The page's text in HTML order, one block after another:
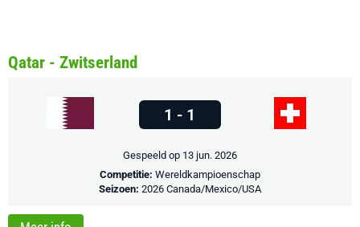
Qatar - Zwitserland
1 - 1
Gespeeld op 13 jun. 2026
Competitie: Wereldkampioenschap
Seizoen: 2026 Canada/Mexico/USA